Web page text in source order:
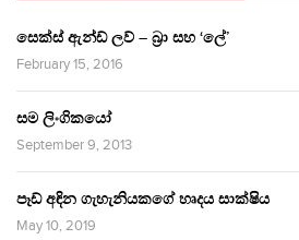
සෙක්ස් ඇන්ඩ් ලව් – බ්‍රා සහ ‘ලේ’
February 15, 2016
සම ලිංගිකයෝ
September 9, 2013
පෑඩ් අඳින ගැහැනියකගේ හෘදය සාක්ෂිය
May 10, 2019